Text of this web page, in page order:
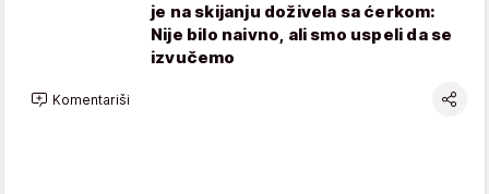
je na skijanju doživela sa ćerkom:
Nije bilo naivno, ali smo uspeli da se
izvučemo
Komentariši